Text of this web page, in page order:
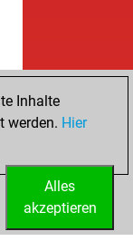
Inhalte
werden. Hier
Alles
akzeptieren